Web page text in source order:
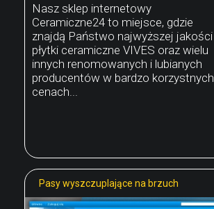
Nasz sklep internetowy
Ceramiczne24 to miejsce, gdzie
znajdą Państwo najwyższej jakości
płytki ceramiczne VIVES oraz wielu
innych renomowanych i lubianych
producentów w bardzo korzystnych
cenach...
Pasy wyszczuplające na brzuch